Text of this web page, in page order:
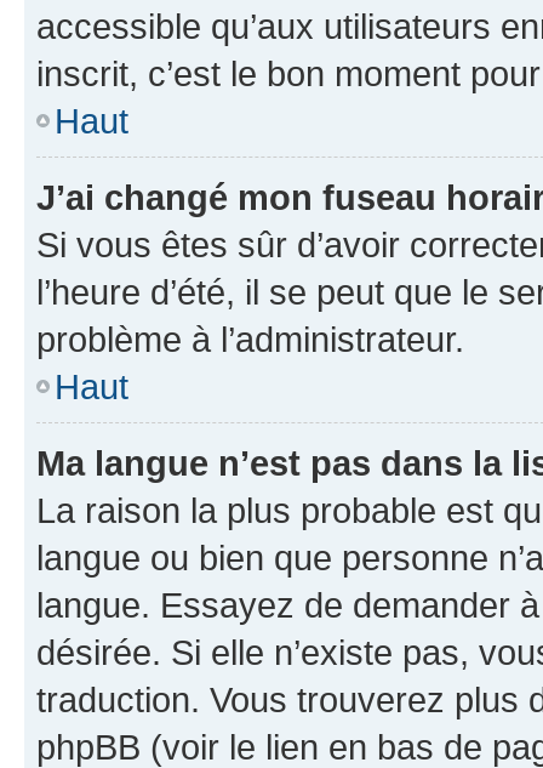
accessible qu’aux utilisateurs
inscrit, c’est le bon moment
Haut
J’ai changé mon fuseau
Si vous êtes sûr d’avoir
l’heure d’été, il se peut que le
problème à l’administrateur.
Haut
Ma langue n’est pas dans la
La raison la plus probable est
langue ou bien que personne
langue. Essayez de demander
désirée. Si elle n’existe pas,
traduction. Vous trouverez plus
phpBB (voir le lien en bas de